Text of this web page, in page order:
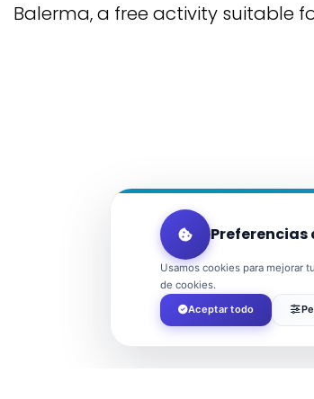
Balerma, a free activity suitable
Preferencias
Usamos cookies para mejorar
de cookies.
Aceptar todo